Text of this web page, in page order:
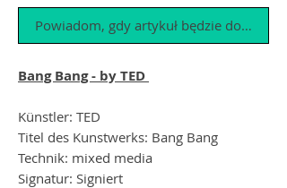
Powiadom, gdy artykuł będzie dostępny
Bang Bang - by TED
Künstler: TED
Titel des Kunstwerks: Bang Bang
Technik: mixed media
Signatur: Signiert